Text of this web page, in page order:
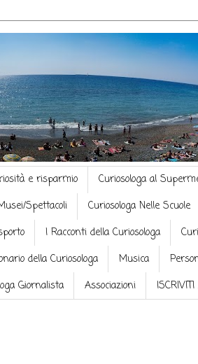
e risparmio Curiosologa al
Spettacoli Curiosologa Nelle Scuole
I Racconti della Curiosologa
della Curiosologa Musica
Giornalista Associazioni